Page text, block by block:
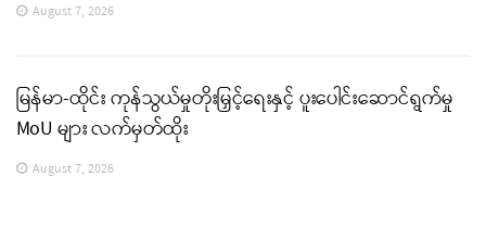
August 7, 2026
မြန်မာ-ထိုင်း ကုန်သွယ်မှုတိုးမြှင့်ရေးနှင့် ပူးပေါင်းဆောင်ရွက်မှု
MoU များ လက်မှတ်ထိုး
August 7, 2026